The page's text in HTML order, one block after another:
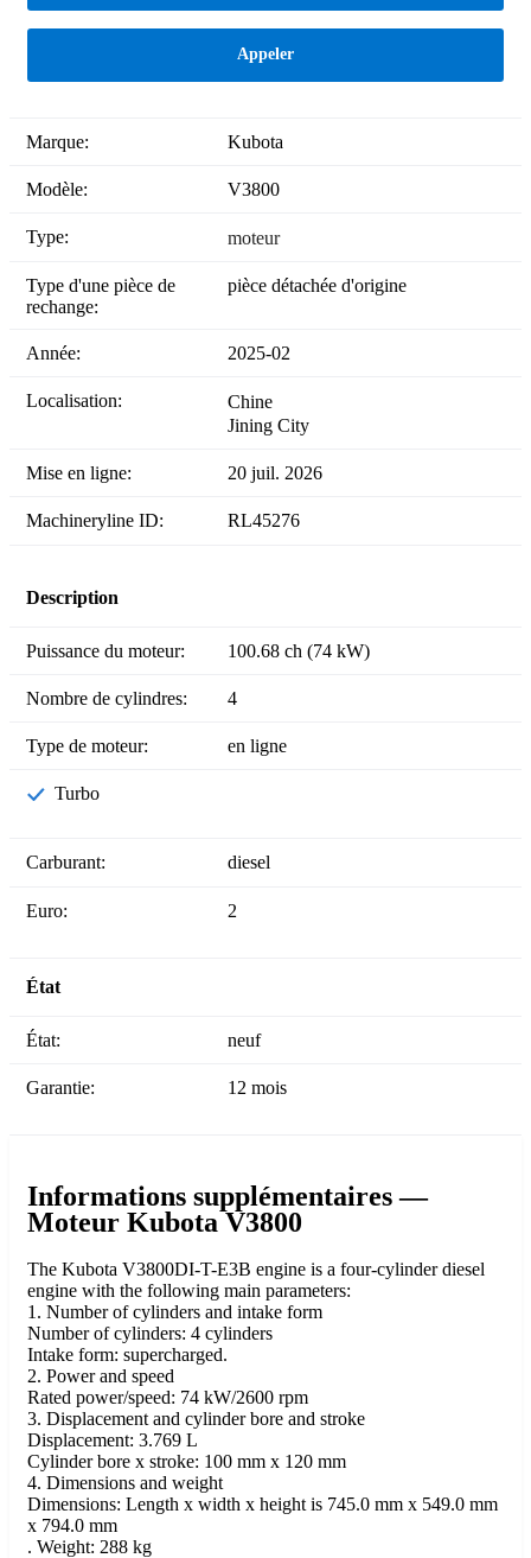
Appeler
Marque: Kubota
Modèle: V3800
Type: moteur
Type d'une pièce de
rechange:
pièce détachée d'origine
Année: 2025-02
Localisation:
Chine
Jining City
Mise en ligne: 20 juil. 2026
Machineryline ID: RL45276
Description
Puissance du moteur: 100.68 ch (74 kW)
Nombre de cylindres: 4
Type de moteur: en ligne
Turbo
Carburant: diesel
Euro: 2
État
État: neuf
Garantie: 12 mois
Informations supplémentaires —
Moteur Kubota V3800
The Kubota V3800DI-T-E3B engine is a four-cylinder diesel
engine with the following main parameters:
1. Number of cylinders and intake form
Number of cylinders: 4 cylinders
Intake form: supercharged.
2. Power and speed
Rated power/speed: 74 kW/2600 rpm
3. Displacement and cylinder bore and stroke
Displacement: 3.769 L
Cylinder bore x stroke: 100 mm x 120 mm
4. Dimensions and weight
Dimensions: Length x width x height is 745.0 mm x 549.0 mm
x 794.0 mm
. Weight: 288 kg